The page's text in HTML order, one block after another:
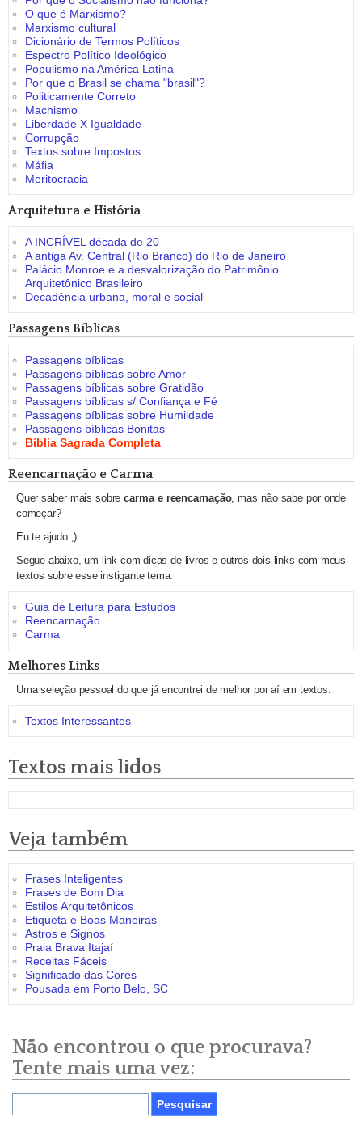
O que é Marxismo?
Marxismo cultural
Dicionário de Termos Políticos
Espectro Político Ideológico
Populismo na América Latina
Por que o Brasil se chama "brasil"?
Politicamente Correto
Machismo
Liberdade X Igualdade
Corrupção
Textos sobre Impostos
Máfia
Meritocracia
Arquitetura e História
A INCRÍVEL década de 20
A antiga Av. Central (Rio Branco) do Rio de Janeiro
Palácio Monroe e a desvalorização do Patrimônio
Arquitetônico Brasileiro
Decadência urbana, moral e social
Passagens Bíblicas
Passagens bíblicas
Passagens bíblicas sobre Amor
Passagens bíblicas sobre Gratidão
Passagens bíblicas s/ Confiança e Fé
Passagens bíblicas sobre Humildade
Passagens bíblicas Bonitas
Bíblia Sagrada Completa
Reencarnação e Carma
Quer saber mais sobrecarma e reencarnação, mas não sabe por onde
começar?
Eu te ajudo ;)
Segue abaixo, um link com dicas de livros e outros dois links com meus
textos sobre esse instigante tema:
Guia de Leitura para Estudos
Reencarnação
Carma
Melhores Links
Uma seleção pessoal do que já encontrei de melhor por aí em textos:
Textos Interessantes
Textos mais lidos
Veja também
Frases Inteligentes
Frases de Bom Dia
Estilos Arquitetônicos
Etiqueta e Boas Maneiras
Astros e Signos
Praia Brava Itajaí
Receitas Fáceis
Significado das Cores
Pousada em Porto Belo, SC
Não encontrou o que procurava?
Tente mais uma vez: